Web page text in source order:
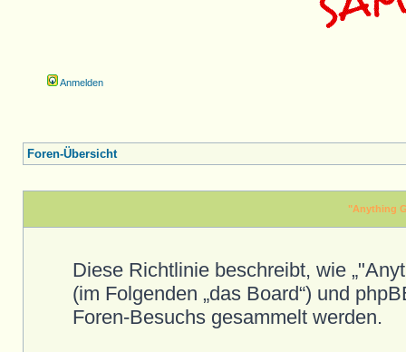
Anmelden
Foren-Übersicht
"Anything
Diese Richtlinie beschreibt, wie
(im Folgenden „das Board“) und
Foren-Besuchs gesammelt werden.